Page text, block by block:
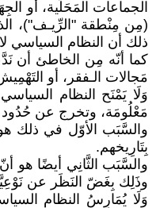
الجماعات المَحَلِّية، أو
(مِن مِنْطقة "الرِّيـف")،
ذلك أن النظام السياسي لا
كما أنّه مِن الخاطئ أن
مَجالات الـفقر، أو
وَلَا يَمْنَح النظام
مَعْلُومَة، وتخرج عن حُدُود
والسَّبَب الأوّل في ذلك هو أنّ
بِتَارِيخهم.
والسَّبَب الثَّانِي أيضًا هو
وذَلِك بِغَضّ النَظَر عن نَوْعِيَّة